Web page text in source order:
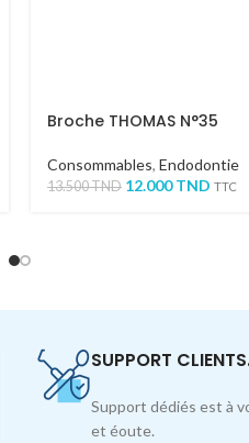
Broche THOMAS N°35
Consommables, Endodontie
13.500TND 12.000TND TTC
SUPPORT
Support dédiés est à
et éoute.